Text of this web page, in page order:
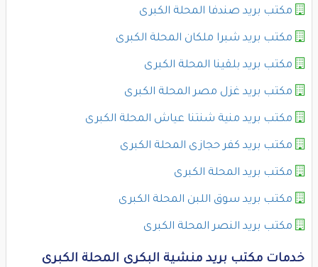
مكتب بريد صندفا المحلة الكبرى
مكتب بريد شبرا ملكان المحلة الكبرى
مكتب بريد بلقينا المحلة الكبرى
مكتب بريد غزل مصر المحلة الكبرى
مكتب بريد منية شنتنا عياش المحلة الكبرى
مكتب بريد كفر حجازى المحلة الكبرى
مكتب بريد المحلة الكبرى
مكتب بريد سوق اللبن المحلة الكبرى
مكتب بريد النصر المحلة الكبرى
خدمات مكتب بريد منشية البكرى المحلة الكبرى